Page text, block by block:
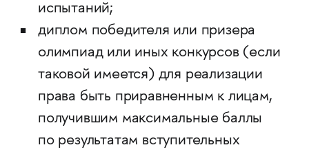
испытаний;
диплом победителя или призера
олимпиад или иных конкурсов (если
таковой имеется) для реализации
права быть приравненным к лицам,
получившим максимальные баллы
по результатам вступительных